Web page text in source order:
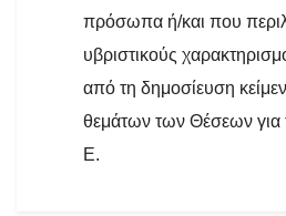
πρόσωπα ή/και που
υβριστικούς
από τη δημοσίευση
θεμάτων των Θέσεων για
Ε.